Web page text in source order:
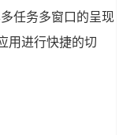
任务多窗口的呈现
用进行快捷的切